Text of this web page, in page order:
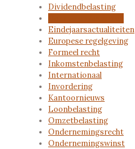
Dividendbelasting
Eindejaarsactualiteiten
Europese regelgeving
Formeel recht
Inkomstenbelasting
Internationaal
Invordering
Kantoornieuws
Loonbelasting
Omzetbelasting
Ondernemingsrecht
Ondernemingswinst